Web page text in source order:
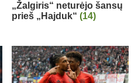
„Žalgiris“ neturėjo šansų
prieš „Hajduk“ (14)